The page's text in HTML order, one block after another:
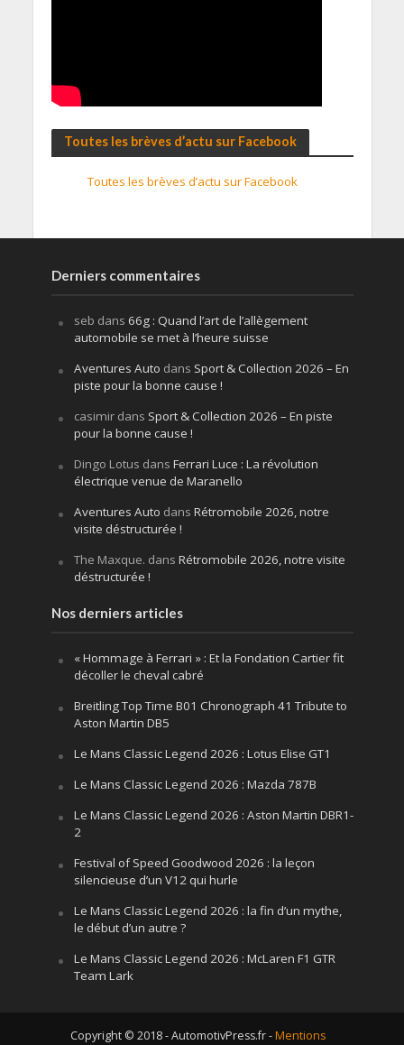
Toutes les brèves d’actu sur Facebook
Toutes les brèves d’actu sur Facebook
Derniers commentaires
seb dans 66g : Quand l’art de l’allègement
automobile se met à l’heure suisse
Aventures Auto dans Sport & Collection 2026 – En
piste pour la bonne cause !
casimirdans Sport & Collection 2026 – En piste
pour la bonne cause !
Dingo Lotus dans Ferrari Luce : La révolution
électrique venue de Maranello
Aventures Auto dans Rétromobile 2026, notre
visite déstructurée !
The Maxque. dans Rétromobile 2026, notre visite
déstructurée !
Nos derniers articles
« Hommage à Ferrari » : Et la Fondation Cartier fit
décoller le cheval cabré
Breitling Top Time B01 Chronograph 41 Tribute to
Aston Martin DB5
Le Mans Classic Legend 2026 : Lotus Elise GT1
Le Mans Classic Legend 2026 : Mazda 787B
Le Mans Classic Legend 2026 : Aston Martin DBR1-
2
Festival of Speed Goodwood 2026 : la leçon
silencieuse d’un V12 qui hurle
Le Mans Classic Legend 2026 : la fin d’un mythe,
le début d’un autre ?
Le Mans Classic Legend 2026 : McLaren F1 GTR
Team Lark
Copyright © 2018 - AutomotivPress.fr -Mentions